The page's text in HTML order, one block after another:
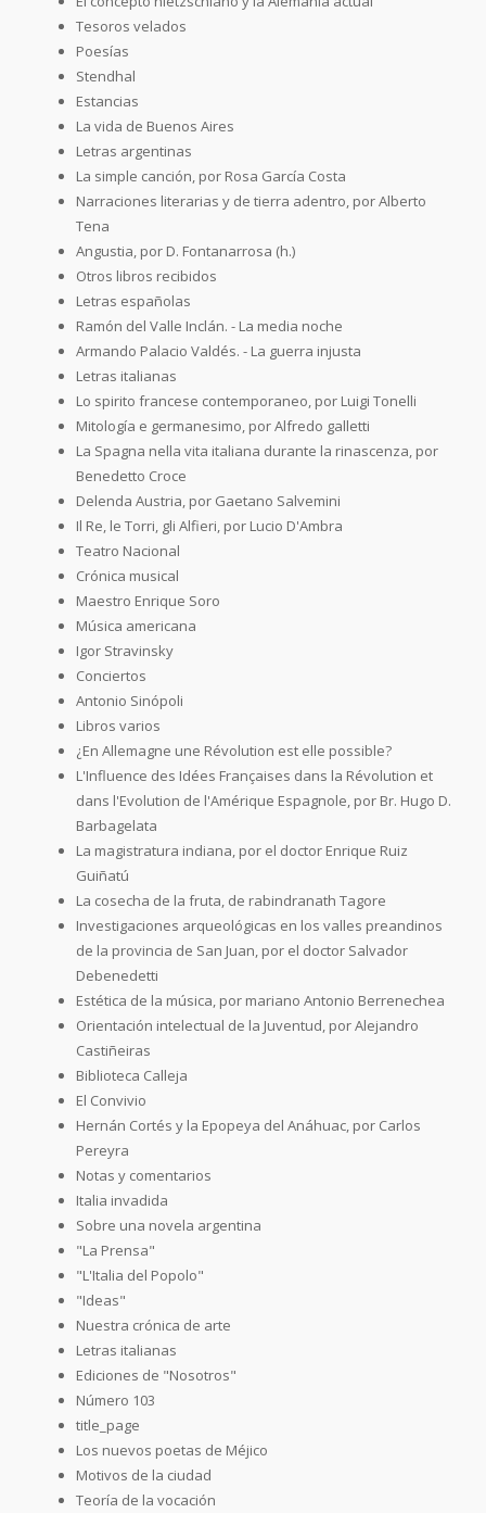
Tesoros velados
Poesías
Stendhal
Estancias
La vida de Buenos Aires
Letras argentinas
La simple canción, por Rosa García Costa
Narraciones literarias y de tierra adentro, por Alberto
Tena
Angustia, por D. Fontanarrosa (h.)
Otros libros recibidos
Letras españolas
Ramón del Valle Inclán. - La media noche
Armando Palacio Valdés. - La guerra injusta
Letras italianas
Lo spirito francese contemporaneo, por Luigi Tonelli
Mitología e germanesimo, por Alfredo galletti
La Spagna nella vita italiana durante la rinascenza, por
Benedetto Croce
Delenda Austria, por Gaetano Salvemini
Il Re, le Torri, gli Alfieri, por Lucio D'Ambra
Teatro Nacional
Crónica musical
Maestro Enrique Soro
Música americana
Igor Stravinsky
Conciertos
Antonio Sinópoli
Libros varios
¿En Allemagne une Révolution est elle possible?
L'Influence des Idées Françaises dans la Révolution et
dans l'Evolution de l'Amérique Espagnole, por Br. Hugo D.
Barbagelata
La magistratura indiana, por el doctor Enrique Ruiz
Guiñatú
La cosecha de la fruta, de rabindranath Tagore
Investigaciones arqueológicas en los valles preandinos
de la provincia de San Juan, por el doctor Salvador
Debenedetti
Estética de la música, por mariano Antonio Berrenechea
Orientación intelectual de la Juventud, por Alejandro
Castiñeiras
Biblioteca Calleja
El Convivio
Hernán Cortés y la Epopeya del Anáhuac, por Carlos
Pereyra
Notas y comentarios
Italia invadida
Sobre una novela argentina
"La Prensa"
"L'Italia del Popolo"
"Ideas"
Nuestra crónica de arte
Letras italianas
Ediciones de "Nosotros"
Número 103
title_page
Los nuevos poetas de Méjico
Motivos de la ciudad
Teoría de la vocación